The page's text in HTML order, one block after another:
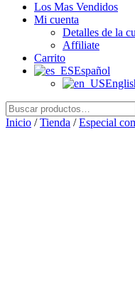
Los Mas Vendidos
Mi cuenta
Detalles de la
Affiliate
Carrito
Español
Buscar
por:
Inicio /Tienda /Especial